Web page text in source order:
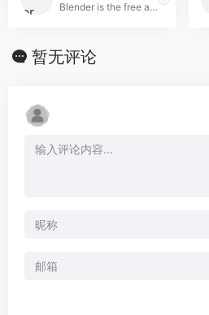
Blender is the free and open source 3D creation suite.
暂无评论